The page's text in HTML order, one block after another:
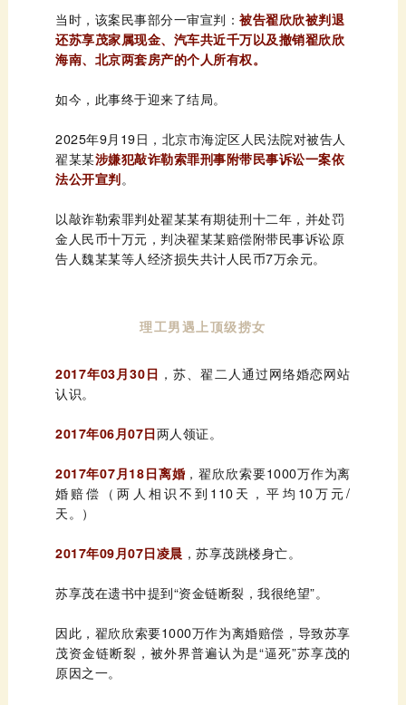
当时，该案民事部分一审宣判：
海南、北京两套房产的个人所有权。
如今，此事终于迎来了结局。
翟某某
法公开宣判。
告人魏某某等人经济损失共计人民币7万余元。
理工男遇上顶级捞女
2017年03月30日
认识。
2017年06月07日两人领证。
2017年07月18日离婚
天。）
2017年09月07日凌晨 ，苏享茂跳楼身亡。
苏享茂在遗书中提到“资金链断裂，我很绝望”。
原因之一。